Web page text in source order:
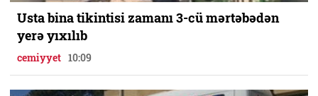
Usta bina tikintisi zamanı 3-cü mərtəbədən
yerə yıxılıb
cemiyyet 10:09